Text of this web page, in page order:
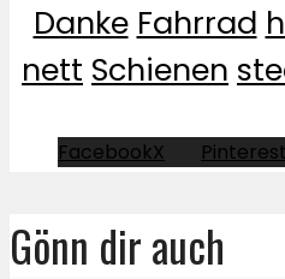
Danke Fahrrad
nett Schienen
FacebookX Pinterest
Gönn dir auch